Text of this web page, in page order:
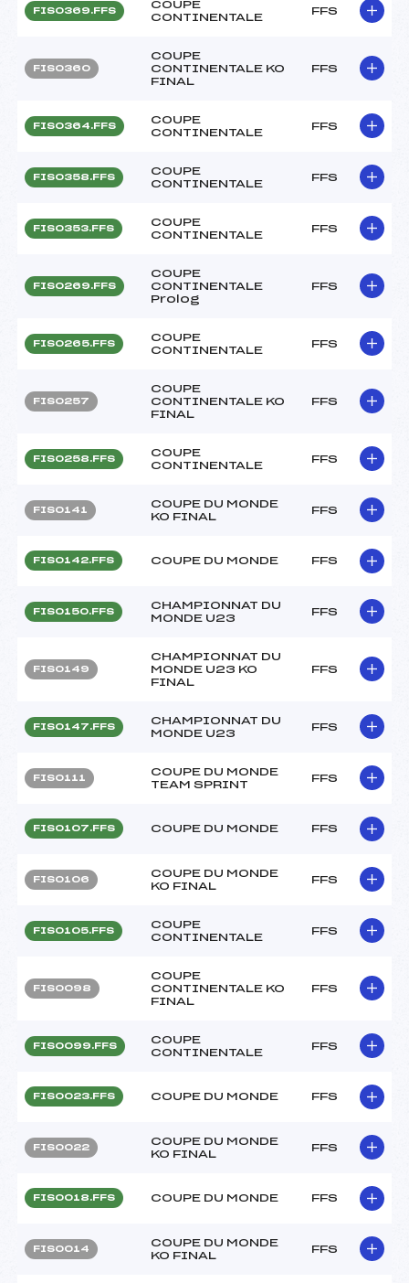
FIS0369.FFS
COUPE
CONTINENTALE
FFS
FIS0360
COUPE
CONTINENTALE KO
FINAL
FFS
FIS0364.FFS
COUPE
CONTINENTALE
FFS
FIS0358.FFS
COUPE
CONTINENTALE
FFS
FIS0353.FFS
COUPE
CONTINENTALE
FFS
FIS0269.FFS
COUPE
CONTINENTALE
Prolog
FFS
FIS0265.FFS
COUPE
CONTINENTALE
FFS
FIS0257
COUPE
CONTINENTALE KO
FINAL
FFS
FIS0258.FFS
COUPE
CONTINENTALE
FFS
FIS0141
COUPE DU MONDE
KO FINAL
FFS
FIS0142.FFS COUPE DU MONDE FFS
FIS0150.FFS
CHAMPIONNAT DU
MONDE U23
FFS
FIS0149
CHAMPIONNAT DU
MONDE U23 KO
FINAL
FFS
FIS0147.FFS
CHAMPIONNAT DU
MONDE U23
FFS
FIS0111
COUPE DU MONDE
TEAM SPRINT
FFS
FIS0107.FFS COUPE DU MONDE FFS
FIS0106
COUPE DU MONDE
KO FINAL
FFS
FIS0105.FFS
COUPE
CONTINENTALE
FFS
FIS0098
COUPE
CONTINENTALE KO
FINAL
FFS
FIS0099.FFS
COUPE
CONTINENTALE
FFS
FIS0023.FFS COUPE DU MONDE FFS
FIS0022
COUPE DU MONDE
KO FINAL
FFS
FIS0018.FFS COUPE DU MONDE FFS
FIS0014
COUPE DU MONDE
KO FINAL
FFS